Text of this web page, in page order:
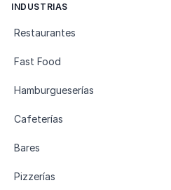
INDUSTRIAS
Restaurantes
Fast Food
Hamburgueserías
Cafeterías
Bares
Pizzerías